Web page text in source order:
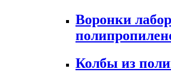
Воронки
Колбы из